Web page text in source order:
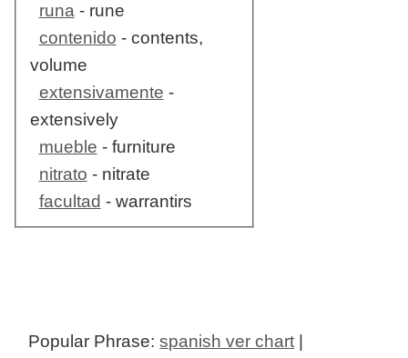
runa - rune
contenido - contents,
volume
extensivamente -
extensively
mueble - furniture
nitrato - nitrate
facultad - warrantirs
Popular Phrase:spanish ver chart